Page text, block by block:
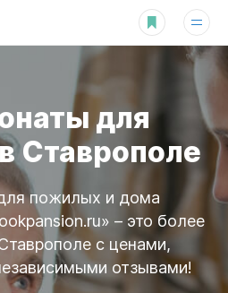
для
Ставрополе
пожилых и дома
– это более
с ценами,
отзывами!